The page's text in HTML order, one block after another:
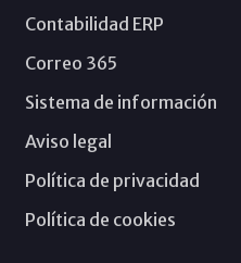
Contabilidad ERP
Correo 365
Sistema de información
Aviso legal
Política de privacidad
Política de cookies